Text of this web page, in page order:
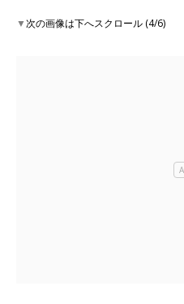
▼次の画像は下へスクロール (4/6)